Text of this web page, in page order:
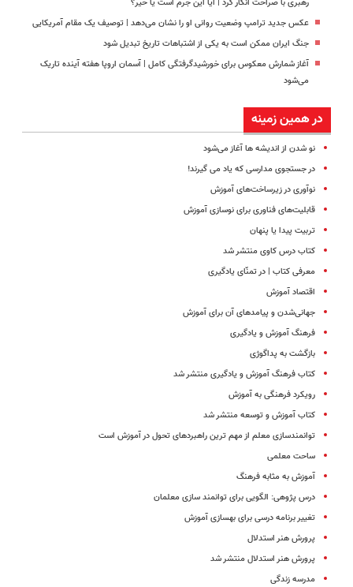
رهبری با صراحت انکار کرد | آیا این جرم است یا خیر؟
عکس جدید ترامپ وضعیت روانی او را نشان می‌دهد | توصیف یک مقام آمریکایی
جنگ ایران ممکن است به یکی از اشتباهات تاریخ تبدیل شود
آغاز شمارش معکوس برای خورشیدگرفتگی کامل | آسمان اروپا هفته آینده تاریک
می‌شود
در همین زمینه
نو شدن از اندیشه ها آغاز می‌شود
در جستجوی مدارسی که یاد می گیرند!
نوآوری در زیرساخت‌های آموزش
قابلیت‌های فناوری برای نوسازی آموزش
تربیت پیدا یا پنهان
کتاب درس کاوی منتشر شد
معرفی کتاب | در تمنّای یادگیری
اقتصاد آموزش
جهانی‌شدن و پیامدهای آن برای آموزش
فرهنگ آموزش و یادگیری
بازگشت به پداگوژی
کتاب فرهنگ آموزش و یادگیری منتشر شد
رویکرد فرهنگی به آموزش
کتاب آموزش و توسعه منتشر شد
توانمندسازی معلم از مهم ترین راهبردهای تحول در آموزش است
ساحت معلمی
آموزش به مثابه فرهنگ
درس پژوهی: الگویی برای توانمند سازی معلمان
تغییر برنامه درسی برای بهسازی آموزش
پرورش هنر استدلال
پرورش هنر استدلال منتشر شد
مدرسه زندگی